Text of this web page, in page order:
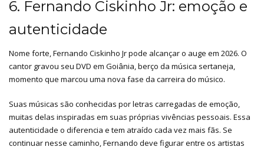
6. Fernando Ciskinho Jr: emoção e
autenticidade
Nome forte, Fernando Ciskinho Jr pode alcançar o auge em 2026. O
cantor gravou seu DVD em Goiânia, berço da música sertaneja,
momento que marcou uma nova fase da carreira do músico.
Suas músicas são conhecidas por letras carregadas de emoção,
muitas delas inspiradas em suas próprias vivências pessoais. Essa
autenticidade o diferencia e tem atraído cada vez mais fãs. Se
continuar nesse caminho, Fernando deve figurar entre os artistas